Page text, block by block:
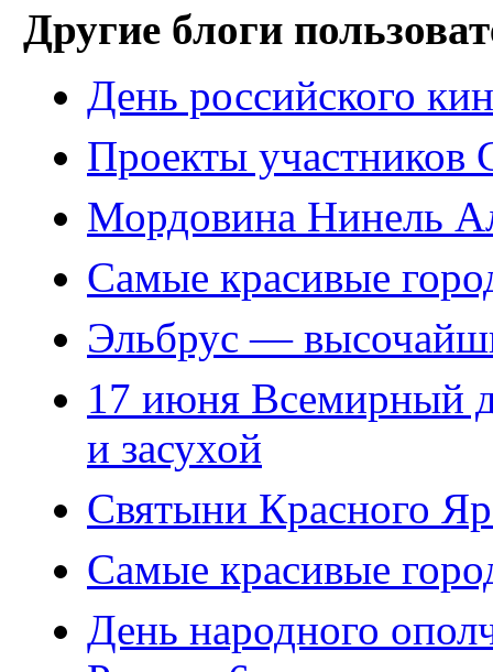
Другие блоги
День российского
Проекты участников
Мордовина Нинель
Самые красивые
Эльбрус —
17 июня Всемирный
и засухой
Святыни Красного
Самые красивые
День народного